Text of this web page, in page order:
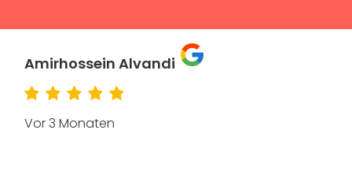
Mehdi Assefi
Vor 3 Monaten